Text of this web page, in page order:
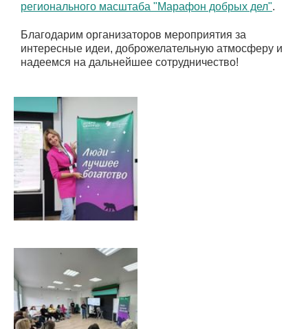
регионального масштаба "Марафон добрых дел".
Благодарим организаторов мероприятия за
интересные идеи, доброжелательную атмосферу и
надеемся на дальнейшее сотрудничество!